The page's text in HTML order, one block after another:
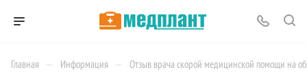
Главная — Информация — Отзыв врача скорой медицинской помощи на